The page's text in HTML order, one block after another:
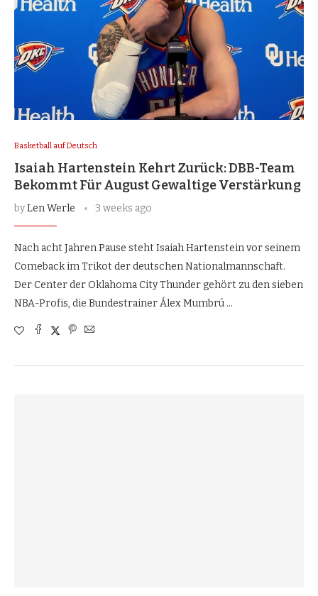
Basketball auf Deutsch
Isaiah Hartenstein Kehrt Zurück: DBB-Team
Bekommt Für August Gewaltige Verstärkung
byLen Werle 3 weeks ago
Nach acht Jahren Pause steht Isaiah Hartenstein vor seinem
Comeback im Trikot der deutschen Nationalmannschaft.
Der Center der Oklahoma City Thunder gehört zu den sieben
NBA-Profis, die Bundestrainer Álex Mumbrú …